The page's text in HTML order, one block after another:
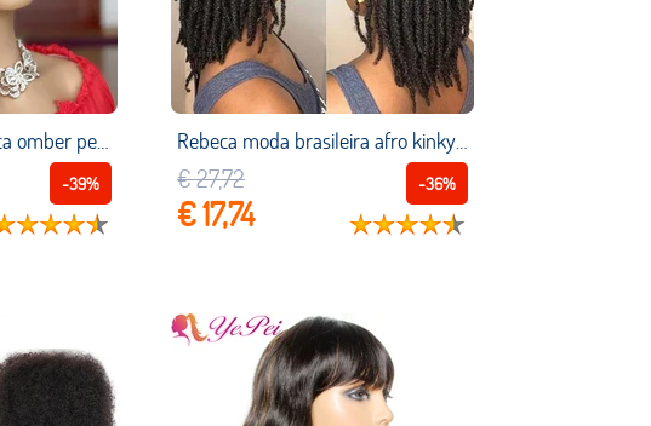
Pixie curto corte peruca omber perucas de cabelo humano brasileiro remy cabelo p2/30 cor completa mahine feito peruca de cabelo humano para o cabelo feminino yepei
-39%
Rebeca moda brasileira afro kinky encaracolado em massa cabelo humano para trança 50 g/pc remy cabelo cor natural tranças cabelo sem trama
-36%
€ 27,72
€ 17,74